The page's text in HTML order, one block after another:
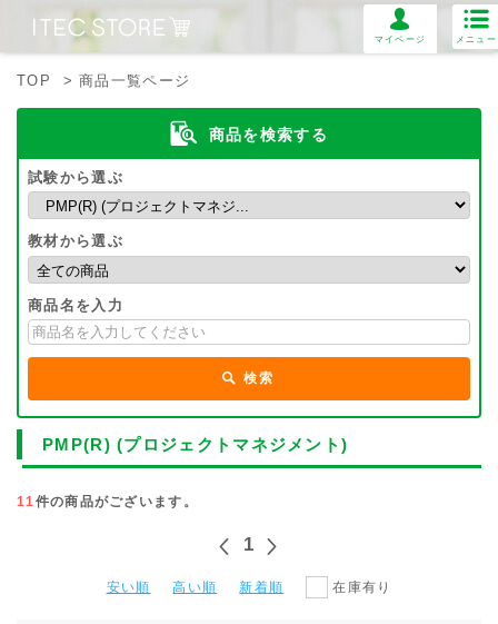
マイページ メニュー
TOP > 商品一覧ページ
商品を検索する
試験から選ぶ
教材から選ぶ
商品名を入力
検索
PMP(R) (プロジェクトマネジメント)
11 件の商品がございます。
1
安い順 高い順 新着順 在庫有り